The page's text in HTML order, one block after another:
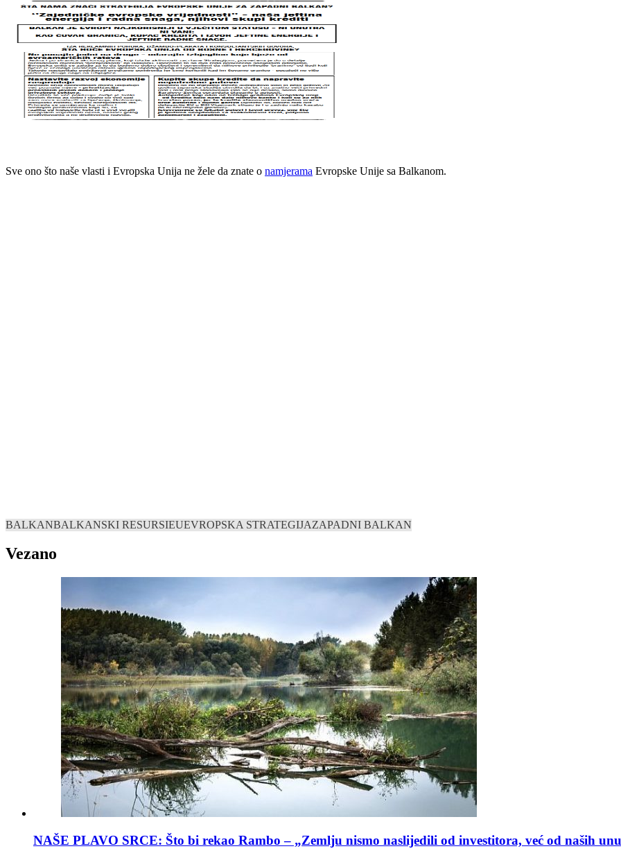
Sve ono što naše vlasti i Evropska Unija ne žele da znate o namjerama Evropske Unije sa Balkanom.
BALKANBALKANSKI RESURSIEUEVROPSKA STRATEGIJAZAPADNI BALKAN
Vezano
NAŠE PLAVO SRCE: Što bi rekao Rambo – „Zemlju nismo naslijedili od investitora, već od naših